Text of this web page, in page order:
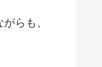
らも、